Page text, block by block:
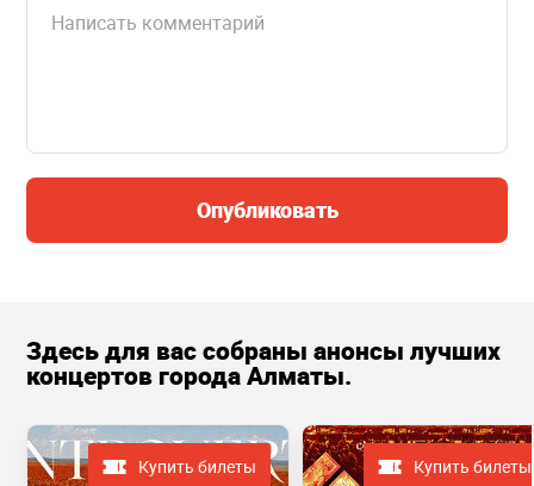
Опубликовать
Здесь для вас собраны анонсы лучших
концертов города Алматы.
Купить билеты Купить билеты